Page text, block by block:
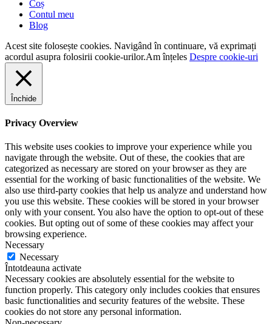
Coș
Contul meu
Blog
Acest site folosește cookies. Navigând în continuare, vă exprimați
acordul asupra folosirii cookie-urilor.Am înțeles Despre cookie-uri
Închide
Privacy Overview
This website uses cookies to improve your experience while you
navigate through the website. Out of these, the cookies that are
categorized as necessary are stored on your browser as they are
essential for the working of basic functionalities of the website. We
also use third-party cookies that help us analyze and understand how
you use this website. These cookies will be stored in your browser
only with your consent. You also have the option to opt-out of these
cookies. But opting out of some of these cookies may affect your
browsing experience.
Necessary
Necessary
Întotdeauna activate
Necessary cookies are absolutely essential for the website to
function properly. This category only includes cookies that ensures
basic functionalities and security features of the website. These
cookies do not store any personal information.